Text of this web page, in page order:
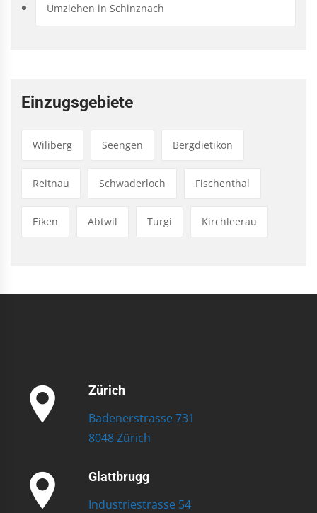
Umziehen in Schinznach
Einzugsgebiete
Wiliberg Seengen Bergdietikon
Reitnau Schwaderloch Fischenthal
Eiken Abtwil Turgi Kirchleerau
Zürich
Badenerstrasse 731
8048 Zürich
Glattbrugg
Industriestrasse 54